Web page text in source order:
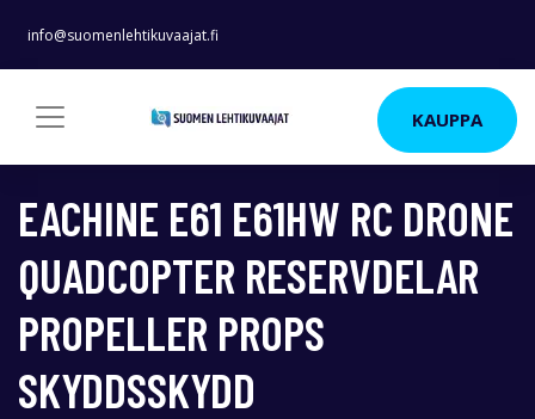
info@suomenlehtikuvaajat.fi
KAUPPA
EACHINE E61 E61HW RC DRONE
QUADCOPTER RESERVDELAR
PROPELLER PROPS
SKYDDSSKYDD